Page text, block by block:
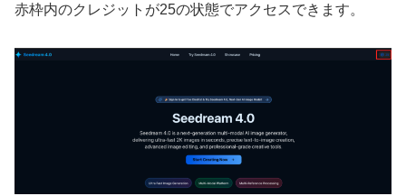
赤枠内のクレジットが25の状態でアクセスできます。